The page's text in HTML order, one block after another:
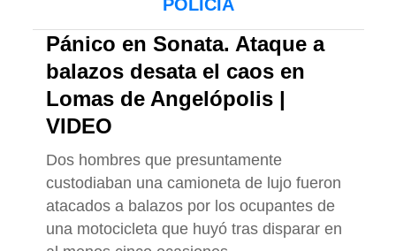
POLICÍA
Pánico en Sonata. Ataque a
balazos desata el caos en
Lomas de Angelópolis |
VIDEO
Dos hombres que presuntamente
custodiaban una camioneta de lujo fueron
atacados a balazos por los ocupantes de
una motocicleta que huyó tras disparar en